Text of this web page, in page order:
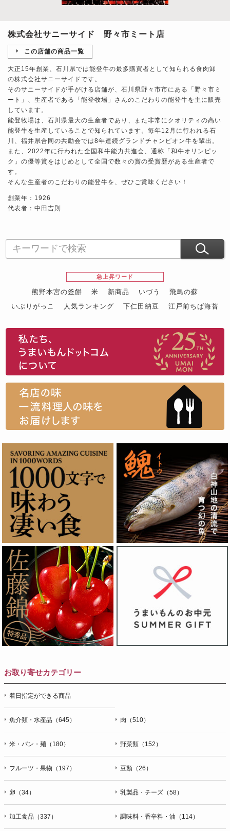
株式会社サニーサイド 野々市ミート店
この店舗の商品一覧
大正15年創業、石川県では能登牛の最多購買者として知られる食肉卸
の株式会社サニーサイドです。
そのサニーサイドが手がける店舗が、石川県野々市市にある「野々市ミ
ート」、生産者である「能登牧場」さんのこだわりの能登牛を主に販売
しています。
能登牧場は、石川県最大の生産者であり、また非常にクオリティの高い
能登牛を生産していることで知られています。毎年12月に行われる石
川、福井県合同の共励会では8年連続グランドチャンピオン牛を輩出。
また、2022年に行われた全国和牛能力共進会、通称「和牛オリンピッ
ク」の優等賞をはじめとして全国で数々の賞の受賞歴がある生産者で
す。
そんな生産者のこだわりの能登牛を、ぜひご賞味ください！
創業年：1926
代表者：中田吉則
急上昇ワード
熊野本宮の釜餅 米 新商品 いづう
飛鳥の蘇
いぶりがっこ
人気ランキング 下仁田納豆
江戸前ちば海苔
お取り寄せカテゴリー
着日指定ができる商品
魚介類・水産品（645） 肉（510）
米・パン・麺（180） 野菜類（152）
フルーツ・果物（197） 豆類（26）
卵（34） 乳製品・チーズ（58）
加工食品（337） 調味料・香辛料・油（114）